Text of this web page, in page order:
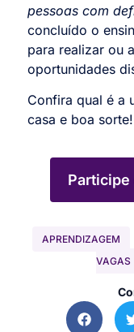
pessoas com
concluído o
para realizar ou
oportunidades
Confira qual é a
casa e boa sorte!
Participe
APRENDIZAGEM
VAGAS